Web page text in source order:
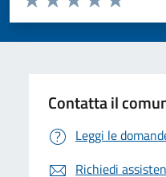
Valuta 5
Valuta 4 stelle
Valuta 3 stelle su 5
Valuta 2 stelle su 5
Valuta 1 stelle su 5
Contatta il
Leggi le
Richiedi